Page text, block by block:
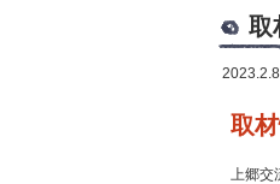
取
2023.2.8
取
上郷交